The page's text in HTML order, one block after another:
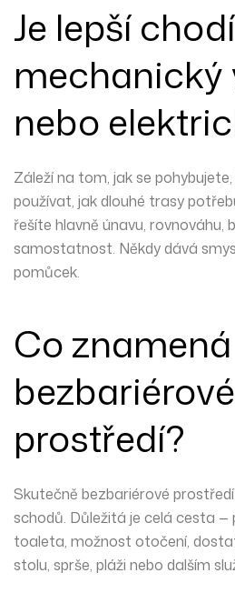
Je lepší
mechanický
nebo
Záleží na tom, jak se
používat, jak dlouhé trasy
řešíte hlavně únavu, rovnováhu,
samostatnost. Někdy dává
pomůcek.
Co znamená
bezbariérové
prostředí?
Skutečně bezbariérové
schodů. Důležitá je celá cesta —
toaleta, možnost otočení,
stolu, sprše, pláži nebo dalším